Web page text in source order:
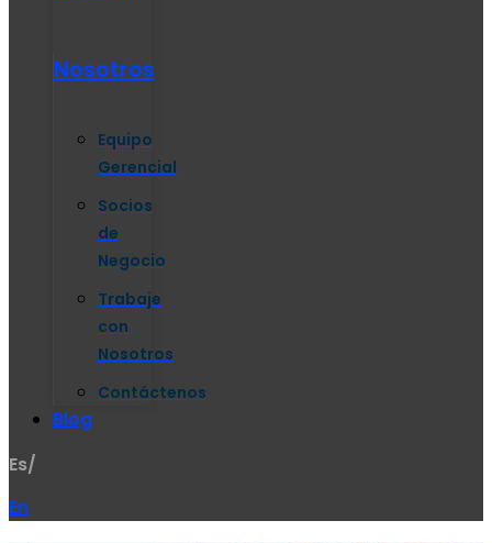
Nosotros
Equipo
Gerencial
Socios
de
Negocio
Trabaje
con
Nosotros
Contáctenos
Blog
Es/
En